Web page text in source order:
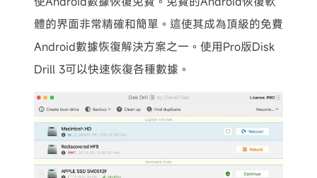
體的界面非常精確和簡單。這使其成為頂級的免費
Android數據恢復解決方案之一。使用Pro版Disk
Drill 3可以快速恢復各種數據。